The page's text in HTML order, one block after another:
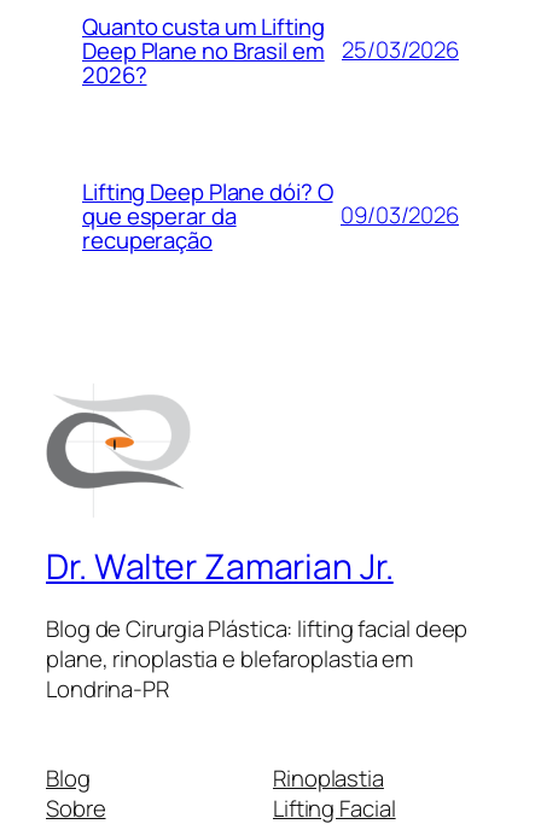
Quanto custa um Lifting
Deep Plane no Brasil em
2026?
25/03/2026
Lifting Deep Plane dói? O
que esperar da
recuperação
09/03/2026
Dr. Walter Zamarian Jr.
Blog de Cirurgia Plástica: lifting facial deep
plane, rinoplastia e blefaroplastia em
Londrina-PR
Blog
Sobre
Rinoplastia
Lifting Facial